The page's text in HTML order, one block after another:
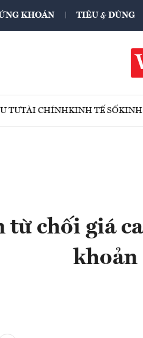
KHOÁN TIÊU & DÙNG
TƯTÀI CHÍNHKINH TẾ SỐKINH
từ chối giá
khoản